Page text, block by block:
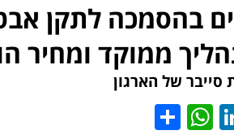
סייבר של הארגון
LinkedIn
WhatsApp